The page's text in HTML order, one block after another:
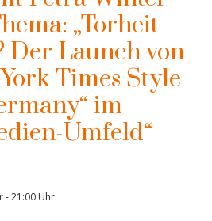
„Torheit
Der Launch von
Times Style
im
Umfeld“
-21:00 Uhr